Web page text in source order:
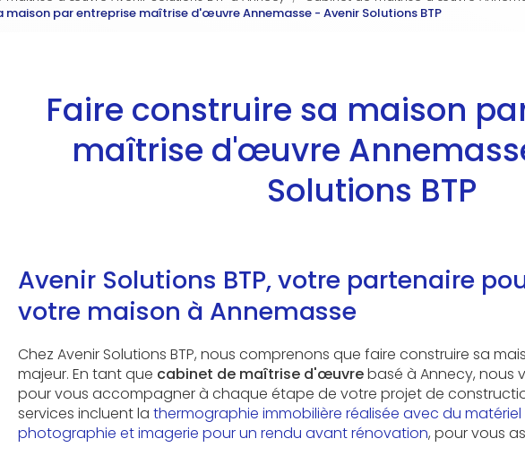
maison par entreprise maîtrise d'œuvre Annemasse - Avenir Solutions BTP
Faire construire sa maison
maîtrise d'œuvre
Solutions BTP
Avenir Solutions BTP, votre partenaire
votre maison à Annemasse
Chez Avenir Solutions BTP, nous comprenons que faire construire sa
majeur. En tant que cabinet de maîtrise d'œuvrebasé à Annecy, nous
pour vous accompagner à chaque étape de votre projet de
services incluent la thermographie immobilière réalisée avec du
photographie et imagerie pour un rendu avant rénovation, pour vous